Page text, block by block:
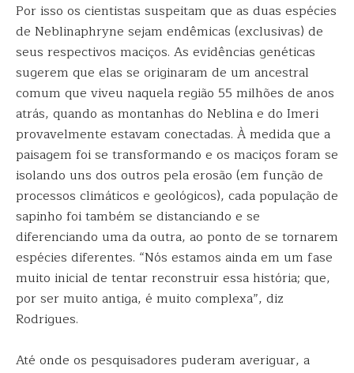
Por isso os cientistas suspeitam que as duas espécies
de Neblinaphryne sejam endêmicas (exclusivas) de
seus respectivos maciços. As evidências genéticas
sugerem que elas se originaram de um ancestral
comum que viveu naquela região 55 milhões de anos
atrás, quando as montanhas do Neblina e do Imeri
provavelmente estavam conectadas. À medida que a
paisagem foi se transformando e os maciços foram se
isolando uns dos outros pela erosão (em função de
processos climáticos e geológicos), cada população de
sapinho foi também se distanciando e se
diferenciando uma da outra, ao ponto de se tornarem
espécies diferentes. “Nós estamos ainda em um fase
muito inicial de tentar reconstruir essa história; que,
por ser muito antiga, é muito complexa”, diz
Rodrigues.
Até onde os pesquisadores puderam averiguar, a